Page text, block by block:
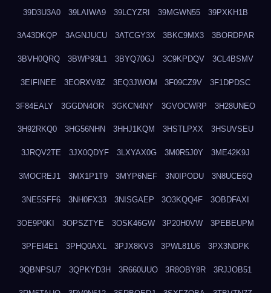
39D3U3A0 39LAIWA9 39LCYZRI 39MGWN55 39PXKH1B
3A43DKQP 3AGNJUCU 3ATCGY3X 3BKC9MX3 3BORDPAR
3BVH0QRQ 3BWP93L1 3BYQ70GJ 3C9KPDQV 3CL4BSMV
3EIFINEE 3EORXV8Z 3EQ3JWOM 3F09CZ9V 3F1DPDSC
3F84EALY 3GGDN4OR 3GKCN4NY 3GVOCWRP 3H28UNEO
3H92RKQ0 3HG56NHN 3HHJ1KQM 3HSTLPXX 3HSUVSEU
3JRQV2TE 3JX0QDYF 3LXYAX0G 3M0R5J0Y 3ME42K9J
3MOCREJ1 3MX1P1T9 3MYP6NEF 3N0IPODU 3N8UCE6Q
3NE5SFF6 3NH0FX33 3NISGAEP 3O3KQQ4F 3OBDFAXI
3OE9P0KI 3OPSZTYE 3OSK46GW 3P20H0VW 3PEBEUPM
3PFEI4E1 3PHQ0AXL 3PJX8KV3 3PWL81U6 3PX3NDPK
3QBNPSU7 3QPKYD3H 3R660UUO 3R8OBY8R 3RJJOB51